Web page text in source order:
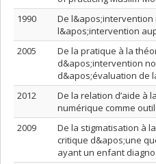
1990
De
l&apos;intervention
2005
De la pratique à la
d&apos;intervention
d&apos;évaluation de
2012
De la relation d’aide à
numérique comme
2009
De la stigmatisation à
critique d&apos;une
ayant un enfant